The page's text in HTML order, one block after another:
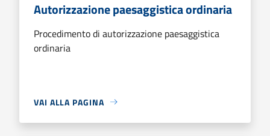
Autorizzazione paesaggistica ordinaria
Procedimento di autorizzazione paesaggistica
ordinaria
VAI ALLA PAGINA